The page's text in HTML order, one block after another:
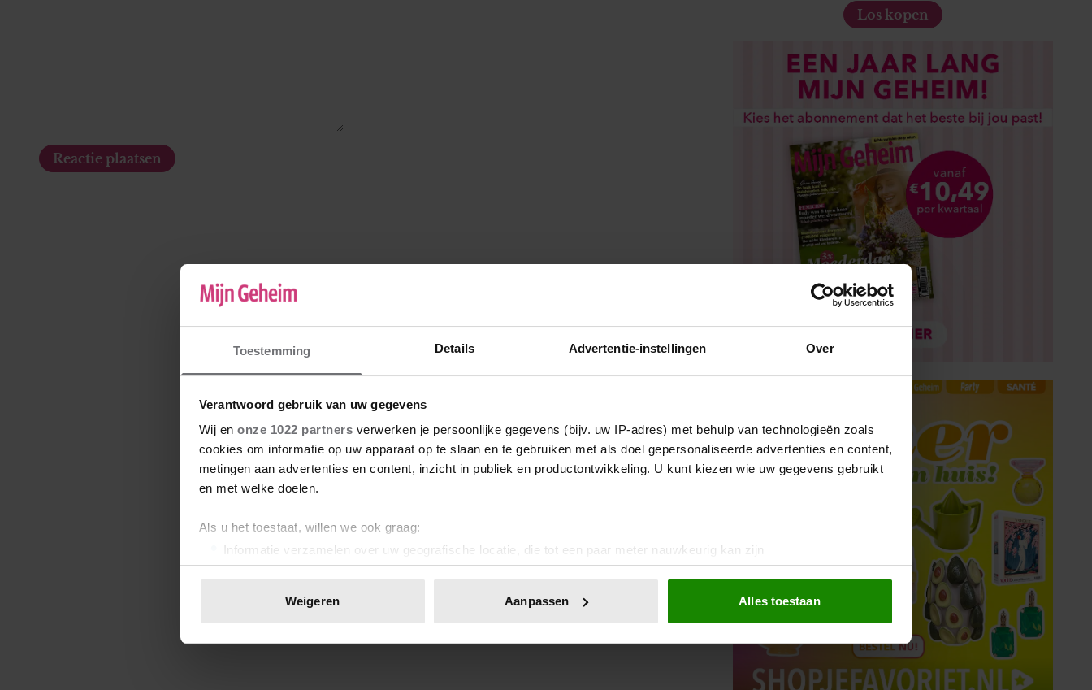
Toestemming Details Advertentie-instellingen Over
Verantwoord gebruik van uw gegevens
Wij en onze 1022 partners verwerken je persoonlijke gegevens (bijv. uw IP-adres) met behulp van technologieën zoals
cookies om informatie op uw apparaat op te slaan en te gebruiken met als doel gepersonaliseerde advertenties en content,
metingen aan advertenties en content, inzicht in publiek en productontwikkeling. U kunt kiezen wie uw gegevens gebruikt
en met welke doelen.
Als u het toestaat, willen we ook graag:
Informatie verzamelen over uw geografische locatie, die tot een paar meter nauwkeurig kan zijn
Uw apparaat identificeren door het actief te scannen op specifieke eigenschappen (fingerprinting)
toestemming op elk moment wijzigen of intrekken in de Cookieverklaring.
We gebruiken cookies om content en advertenties te personaliseren, om functies voor social media te bieden en om ons
websiteverkeer te analyseren. Ook delen we informatie over uw gebruik van onze site met onze partners voor social
Weigeren Aanpassen Alles toestaan
Los kopen